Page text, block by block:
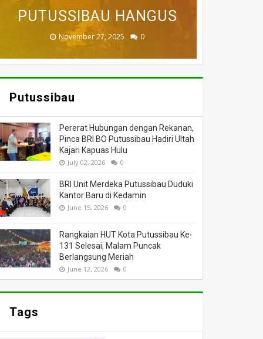
DUNIA
July 05, 2026 0
PUTUSSIBAU HANGUS
November 27, 2025 0
BADAU BERI BANTUAN
March 26, 2025 0
DILALAP API
March 13, 2025 0
MASSA
February 18, 2025 0
Putussibau
Pererat Hubungan dengan Rekanan,
Pinca BRI BO Putussibau Hadiri Ultah
Kajari Kapuas Hulu
July 02, 2026 0
BRI Unit Merdeka Putussibau Duduki
Kantor Baru di Kedamin
June 15, 2026 0
Rangkaian HUT Kota Putussibau Ke-
131 Selesai, Malam Puncak
Berlangsung Meriah
June 12, 2026 0
Tags